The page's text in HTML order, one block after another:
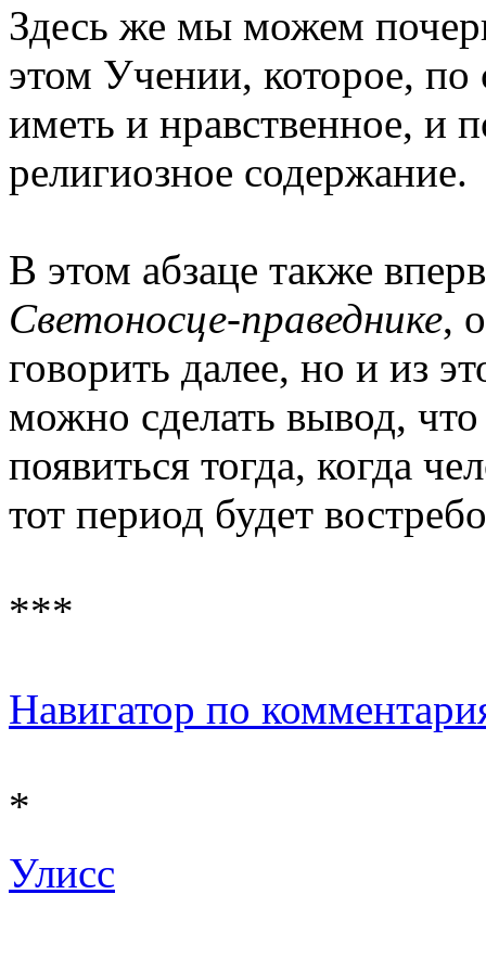
Здесь же мы можем
этом Учении, которое, по
иметь и нравственное, и
религиозное содержание.
В этом абзаце также
Светоносце-праведнике,
говорить далее, но и из
можно сделать вывод,
появиться тогда, когда
тот период будет
***
Навигатор по
*
Улисс